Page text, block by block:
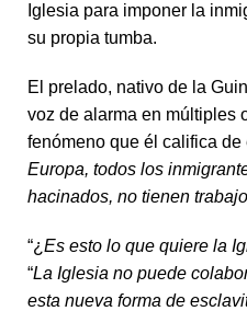
Iglesia para imponer la
su propia tumba.
El prelado, nativo de la
voz de alarma en múltiples
fenómeno que él califica de
Europa, todos los
hacinados, no tienen
“¿ Es esto lo que quiere la
“La Iglesia no puede
esta nueva forma de